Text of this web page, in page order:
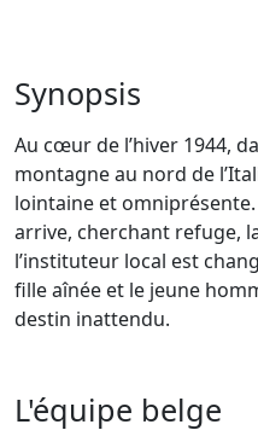
Synopsis
Au cœur de l’hiver 1944,
montagne au nord de
lointaine et
arrive, cherchant refuge,
l’instituteur local est
fille aînée et le jeune
destin inattendu.
L'équipe belge